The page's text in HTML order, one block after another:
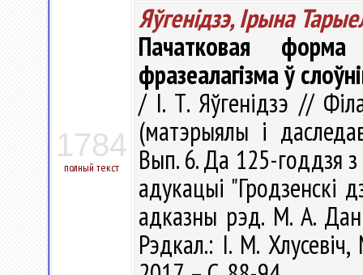
1784
полный текст
Яўгенідзэ, Ірына
Пачатковая
фразеалагізма ў
/ І. Т. Яўгенідзэ //
(матэрыялы і
Вып. 6. Да 125-годдзя
адукацыі "Гродзенскі
адказны рэд. М. А.
Рэдкал.: І. М.